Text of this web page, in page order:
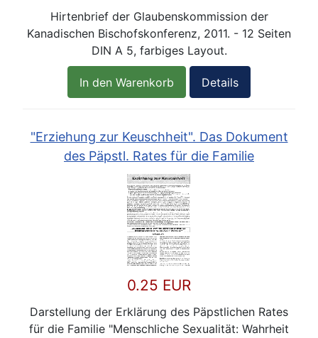
Hirtenbrief der Glaubenskommission der
Kanadischen Bischofskonferenz, 2011. - 12 Seiten
DIN A 5, farbiges Layout.
In den Warenkorb Details
"Erziehung zur Keuschheit". Das Dokument
des Päpstl. Rates für die Familie
0.25 EUR
Darstellung der Erklärung des Päpstlichen Rates
für die Familie "Menschliche Sexualität: Wahrheit